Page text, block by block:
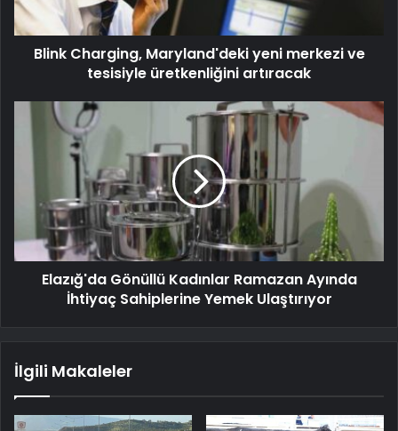
Blink Charging, Maryland'deki yeni merkezi ve
tesisiyle üretkenliğini artıracak
Elazığ'da Gönüllü Kadınlar Ramazan Ayında
İhtiyaç Sahiplerine Yemek Ulaştırıyor
İlgili Makaleler